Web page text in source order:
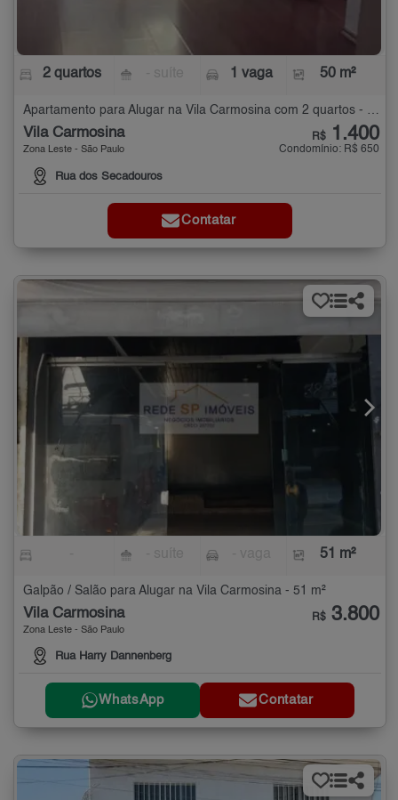
2 quartos 1 vaga 50 m²
Apartamento para Alugar na Vila Carmosina com 2 quartos - 50 m²
Vila Carmosina
Zona Leste - São Paulo
Rua dos Secadouros
R$ 1.400
Condomínio: R$ 650
Contatar
51 m²
Galpão / Salão para Alugar na Vila Carmosina - 51 m²
Vila Carmosina
Zona Leste - São Paulo
Rua Harry Dannenberg
R$ 3.800
WhatsApp Contatar